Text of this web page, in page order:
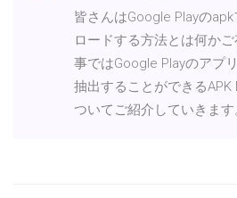
皆さんはGoogle Playの
ロードする方法とは何か
事ではGoogle Playのアプ
抽出することができる
ついてご紹介していきます